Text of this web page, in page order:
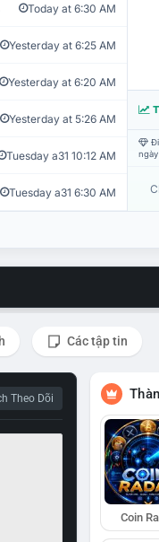
Today at 6:30 AM
Yesterday at 6:25 AM
Yesterday at 6:20 AM
Yesterday at 5:26 AM
Tuesday a31 10:12 AM
Tuesday a31 6:30 AM
Các tập tin
Theo Dõi
Coin